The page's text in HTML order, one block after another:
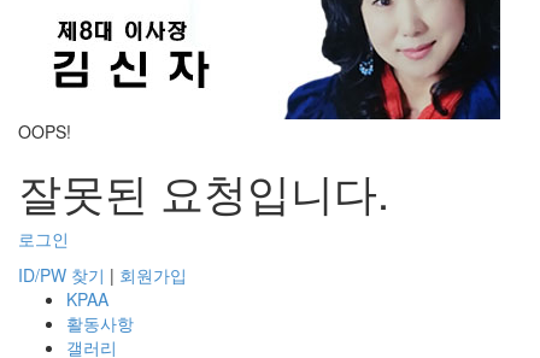
OOPS!
잘못된 요청입니다.
로그인
ID/PW 찾기 | 회원가입
KPAA
활동사항
갤러리